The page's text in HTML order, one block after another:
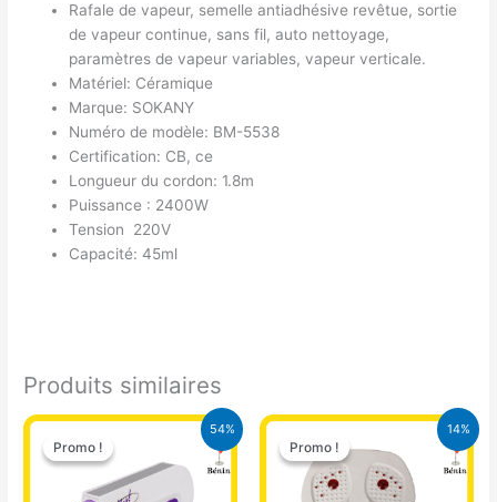
Rafale de vapeur, semelle antiadhésive revêtue, sortie
de vapeur continue, sans fil, auto nettoyage,
paramètres de vapeur variables, vapeur verticale.
Matériel: Céramique
Marque: SOKANY
Numéro de modèle: BM-5538
Certification: CB, ce
Longueur du cordon: 1.8m
Puissance : 2400W
Tension 220V
Capacité: 45ml
Produits similaires
54%
Promo !
Promo !
Le
prix
initial
était :
14.000 CFA.
Le
est :
14%
Promo !
Promo !
Le
prix
initial
était :
21.000 CFA.
Le
est :
18.000 CFA.